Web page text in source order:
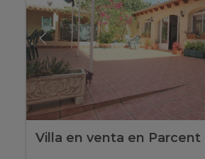
Villa en venta en Parcent